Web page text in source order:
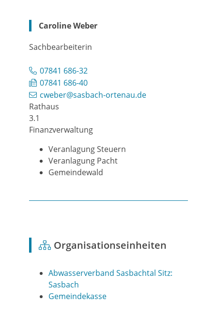
CarolineWeber
Sachbearbeiterin
07841 686-32
07841 686-40
cweber@sasbach-ortenau.de
Rathaus
3.1
Finanzverwaltung
Veranlagung Steuern
Veranlagung Pacht
Gemeindewald
Organisationseinheiten
Abwasserverband Sasbachtal Sitz:
Sasbach
Gemeindekasse